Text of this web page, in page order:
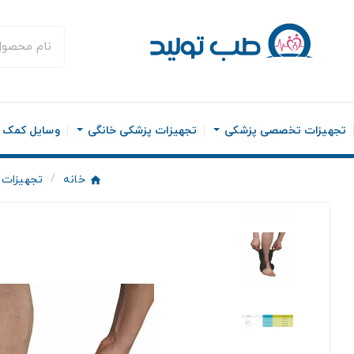
تجهیزات تخصصی پزشکی تجهیزات پزشکی خانگی وسایل کمک
خانه